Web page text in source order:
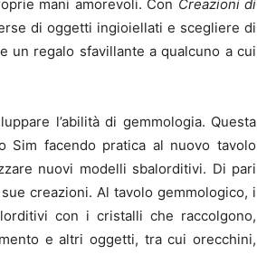
mani amorevoli. Con Creazioni di
di oggetti ingioiellati e scegliere di
un regalo sfavillante a qualcuno a cui
l’abilità di gemmologia. Questa
Sim facendo pratica al nuovo tavolo
nuovi modelli sbalorditivi. Di pari
creazioni. Al tavolo gemmologico, i
con i cristalli che raccolgono,
e altri oggetti, tra cui orecchini,